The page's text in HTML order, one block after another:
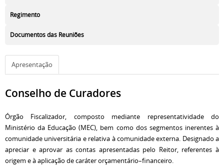
Regimento
Documentos das Reuniões
Apresentação
Conselho de Curadores
Órgão Fiscalizador, composto mediante representatividade do
Ministério da Educação (MEC), bem como dos segmentos inerentes à
comunidade universitária e relativa à comunidade externa. Designado a
apreciar e aprovar as contas apresentadas pelo Reitor, referentes à
origem e à aplicação de caráter orçamentário–financeiro.